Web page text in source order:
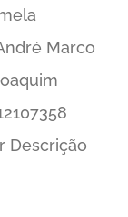
Marco
Descrição